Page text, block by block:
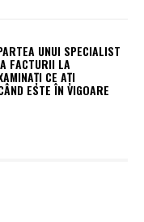
UNUI SPECIALIST
FACTURII LA
CE AȚI
ESTE ÎN VIGOARE